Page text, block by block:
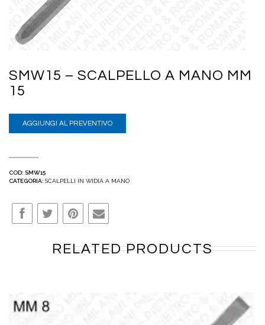
SMW15 – SCALPELLO A MANO MM
15
AGGIUNGI AL PREVENTIVO
COD: SMW15
CATEGORIA: SCALPELLI IN WIDIA A MANO
RELATED PRODUCTS